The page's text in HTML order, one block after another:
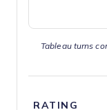
Tableau turns
RATING